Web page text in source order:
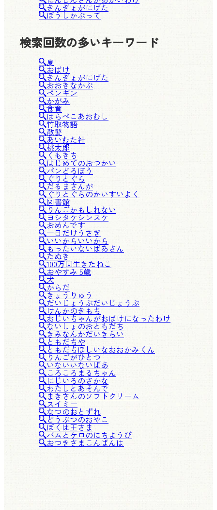
きんぎょがにげた
ぼうしかぶって
検索回数の多いキーワード
夏
おばけ
きんぎょがにげた
おおきなかぶ
ペンギン
かがみ
食育
はらぺこあおむし
竹取物語
散髪
あいむた社
桃太郎
くもきち
はじめてのおつかい
パンどろぼう
ぐりとぐら
だるまさんが
ぐりとぐらのかいすいよく
図書館
りんごかもしれない
ヨシタケシンスケ
おめんです
一日だけうさぎ
いいからいいから
もったいないばあさん
たぬき
100万回生きたねこ
おやすみ 5歳
犬
からだ
きょうりゅう
だいじょうぶだいじょうぶ
けんかのきもち
おじいちゃんがおばけになったわけ
ないしょのおともだち
きみなんかだいきらい
ともだちや
ともだちほしいなおおかみくん
りんごがひとつ
いないいないばあ
ころころまるちゃん
にじいろのさかな
わたしとあそんで
まきさんのソフトクリーム
スイミー
なつのおとずれ
どうぶつのおやこ
ぼくは王さま
バムとケロのにちようび
おつきさまこんばんは